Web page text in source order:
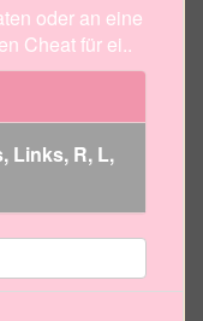
oder an eine
Cheat für ei..
Links, R, L,